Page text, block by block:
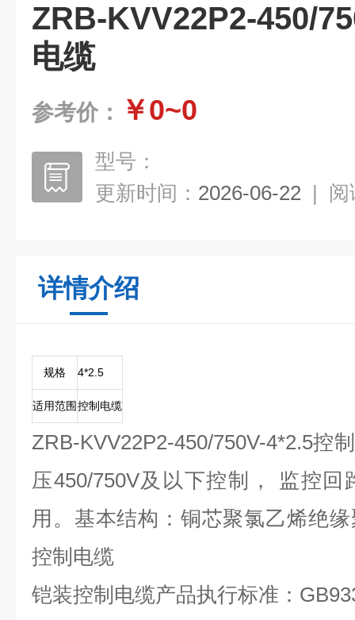
ZRB-KVV22P2-450/
电缆
参考价： ￥0~0
型号：
更新时间： 2026-06-22 | 阅
详情介绍
规格 4*2.5
适用范围控制电缆
ZRB-KVV22P2-450/750V-4*2.5控
压450/750V及以下控制， 监控
用。基本结构：铜芯聚氯乙烯绝
控制电缆
铠装控制电缆产品执行标准：